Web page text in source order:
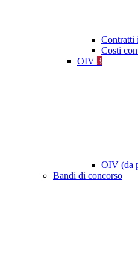
Contratti
Costi
OIV 3
OIV (da
Bandi di concorso